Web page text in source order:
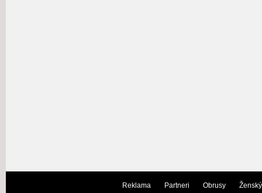
Reklama Partneri Obrusy